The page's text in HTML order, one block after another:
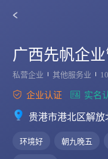
广西先帆企
私营企业 其他服务业
企业认证 实名
贵港市港北区解
环境好 朝九晚五